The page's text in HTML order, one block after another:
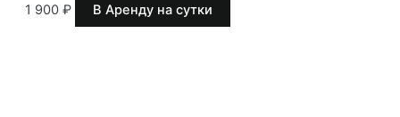
1 900 ₽ В Аренду на сутки